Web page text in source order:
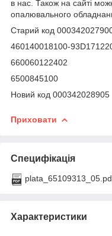
в нас. Також на сайті
опалювального
Старий код
460140018100-
660060122402
6500845100
Новий код 000342028905
Приховати
Специфікація
Характеристики